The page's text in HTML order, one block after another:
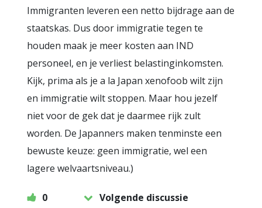
Immigranten leveren een netto bijdrage aan de
staatskas. Dus door immigratie tegen te
houden maak je meer kosten aan IND
personeel, en je verliest belastinginkomsten.
Kijk, prima als je a la Japan xenofoob wilt zijn
en immigratie wilt stoppen. Maar hou jezelf
niet voor de gek dat je daarmee rijk zult
worden. De Japanners maken tenminste een
bewuste keuze: geen immigratie, wel een
lagere welvaartsniveau.)
0
Volgende discussie